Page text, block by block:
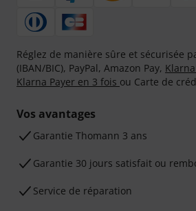
Réglez de manière sûre et sécurisée
(IBAN/BIC), PayPal, Amazon Pay,
Klarna Payer en 3 fois ou Carte de
Vos avantages
Ga­ran­tie Thomann 3 ans
Garantie 30 jours satisfait ou
Service de réparation